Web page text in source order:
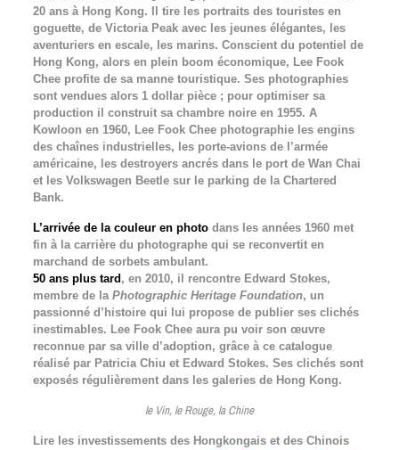
20 ans à Hong Kong. Il tire les portraits des touristes en
goguette, de Victoria Peak avec les jeunes élégantes, les
aventuriers en escale, les marins. Conscient du potentiel de
Hong Kong, alors en plein boom économique, Lee Fook
Chee profite de sa manne touristique. Ses photographies
sont vendues alors 1 dollar pièce ; pour optimiser sa
production il construit sa chambre noire en 1955. A
Kowloon en 1960, Lee Fook Chee photographie les engins
des chaînes industrielles, les porte-avions de l’armée
américaine, les destroyers ancrés dans le port de Wan Chai
et les Volkswagen Beetle sur le parking de la Chartered
Bank.
L’arrivée de la couleur en photodans les années 1960 met
fin à la carrière du photographe qui se reconvertit en
marchand de sorbets ambulant.
50 ans plus tard , en 2010, il rencontre Edward Stokes,
membre de la Photographic Heritage Foundation, un
passionné d’histoire qui lui propose de publier ses clichés
inestimables. Lee Fook Chee aura pu voir son œuvre
reconnue par sa ville d’adoption, grâce à ce catalogue
réalisé par Patricia Chiu et Edward Stokes. Ses clichés sont
exposés régulièrement dans les galeries de Hong Kong.
le Vin, le Rouge, la Chine
Lire les investissements des Hongkongais et des Chinois